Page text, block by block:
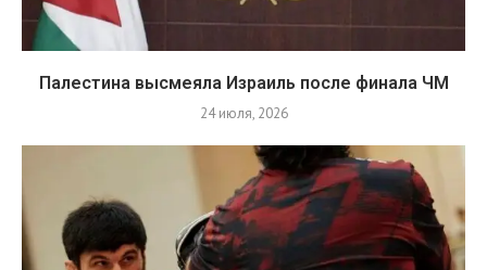
Палестина высмеяла Израиль после финала ЧМ
24 июля, 2026